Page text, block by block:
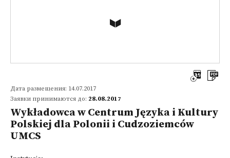
Дата размещения: 14.07.2017
Заявки принимаются до: 28.08.2017
Wykładowca w Centrum Języka i Kultury
Polskiej dla Polonii i Cudzoziemców
UMCS